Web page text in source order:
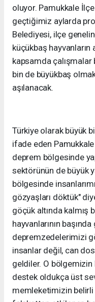
oluyor. Pamukkale
geçtiğimiz aylarda
Belediyesi, ilçe
küçükbaş hayvanların
kapsamda çalışmalar
bin de büyükbaş
aşılanacak.
Türkiye olarak büyük
ifade eden Pamukkale
deprem bölgesinde
sektörünün de büyük
bölgesinde
gözyaşları döktük"
göçük altında kalmış
hayvanlarının
depremzedelerimizi
insanlar değil, can
geldiler. O bölgemizin
destek oldukça üst
memleketimizin